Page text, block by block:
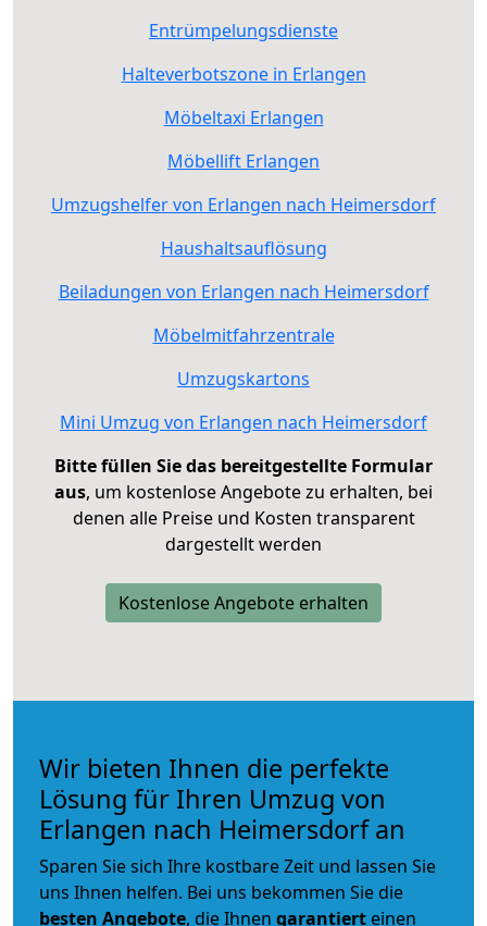
Entrümpelungsdienste
Halteverbotszone in Erlangen
Möbeltaxi Erlangen
Möbellift Erlangen
Umzugshelfer von Erlangen nach Heimersdorf
Haushaltsauflösung
Beiladungen von Erlangen nach Heimersdorf
Möbelmitfahrzentrale
Umzugskartons
Mini Umzug von Erlangen nach Heimersdorf
Bitte füllen Sie das bereitgestellte Formular
aus, um kostenlose Angebote zu erhalten, bei
denen alle Preise und Kosten transparent
dargestellt werden
Kostenlose Angebote erhalten
Wir bieten Ihnen die perfekte
Lösung für Ihren Umzug von
Erlangen nach Heimersdorf an
Sparen Sie sich Ihre kostbare Zeit und lassen Sie
uns Ihnen helfen. Bei uns bekommen Sie die
besten Angebote, die Ihnen garantiert einen